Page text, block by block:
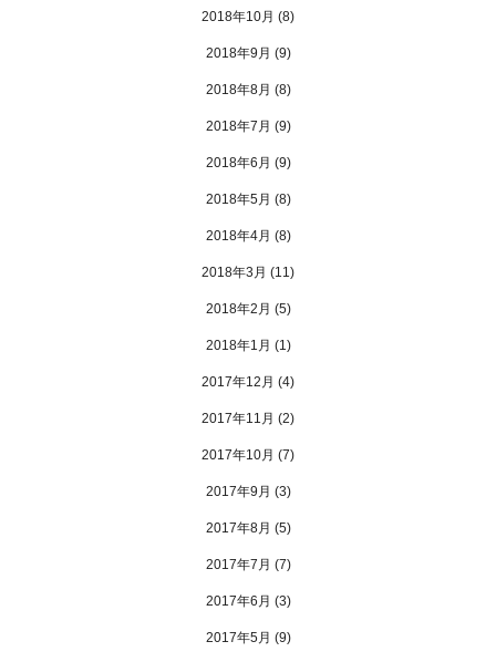
2018年10月 (8)
2018年9月 (9)
2018年8月 (8)
2018年7月 (9)
2018年6月 (9)
2018年5月 (8)
2018年4月 (8)
2018年3月 (11)
2018年2月 (5)
2018年1月 (1)
2017年12月 (4)
2017年11月 (2)
2017年10月 (7)
2017年9月 (3)
2017年8月 (5)
2017年7月 (7)
2017年6月 (3)
2017年5月 (9)